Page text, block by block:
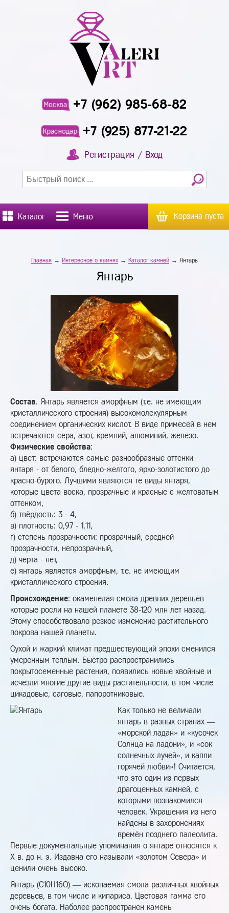
Москва +7 (962) 985-68-82
Краснодар +7 (925) 877-21-22
Регистрация / Вход
Каталог Меню Корзина пуста
Главная → Интересное о камнях → Каталог камней → Янтарь
Янтарь
Состав. Янтарь является аморфным (т.е. не имеющим
кристаллического строения) высокомолекулярным
соединением органических кислот. В виде примесей в нем
встречаются сера, азот, кремний, алюминий, железо.
Физические свойства:
а) цвет: встречаются самые разнообразные оттенки
янтаря - от белого, бледно-желтого, ярко-золотистого до
красно-бурого. Лучшими являются те виды янтаря,
которые цвета воска, прозрачные и красные с желтоватым
оттенком,
б) твёрдость: 3 - 4,
в) плотность: 0,97 - 1,11,
г) степень прозрачности: прозрачный, средней
прозрачности, непрозрачный,
д) черта - нет,
е) янтарь является аморфным, т.е. не имеющим
кристаллического строения.
Происхождение: окаменелая смола древних деревьев
которые росли на нашей планете 38-120 млн лет назад.
Этому способствовало резкое изменение растительного
покрова нашей планеты.
Сухой и жаркий климат предшествующий эпохи сменился
умеренным теплым. Быстро распространились
покрытосеменные растения, появились новые хвойные и
исчезли многие другие виды растительности, в том числе
цикадовые, саговые, папоротниковые.
Как только не величали
янтарь в разных странах —
«морской ладан» и «кусочек
Солнца на ладони», и «сок
солнечных лучей», и капли
горячей любви»! Считается,
что это один из первых
драгоценных камней, с
которыми познакомился
человек. Украшения из него
найдены в захоронениях
времён позднего палеолита.
Первые документальные упоминания о янтаре относятся к
X в. до н. э. Издавна его называли «золотом Севера» и
ценили очень высоко.
Янтарь (С10Н16О) — ископаемая смола различных хвойных
деревьев, в том числе и кипариса. Цветовая гамма его
очень богата. Наболее распространён камень